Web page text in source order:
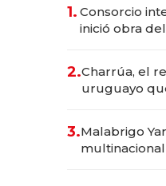
1. Consorcio
inició obra
millones
2.Charrúa, el
uruguayo
anticipación
3.Malabrigo